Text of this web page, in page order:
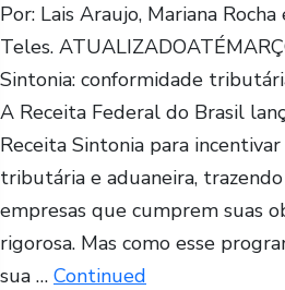
Por: Lais Araujo, Mariana
Teles.
Sintonia: conformidade
A Receita Federal do Brasil
Receita Sintonia para
tributária e aduaneira,
empresas que cumprem suas
rigorosa. Mas como esse
sua … Continued